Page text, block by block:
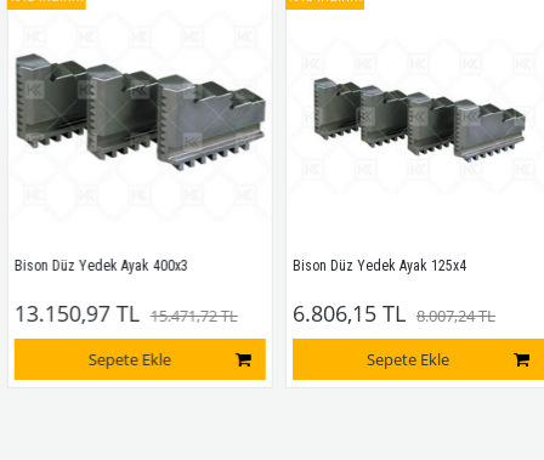
Bison Düz Yedek Ayak 400x3
13.150,97 TL 15.471,72 TL
Sepete Ekle
Bison Düz Yedek Ayak 125x4
6.806,15 TL 8.007,24 TL
Sepete Ekle